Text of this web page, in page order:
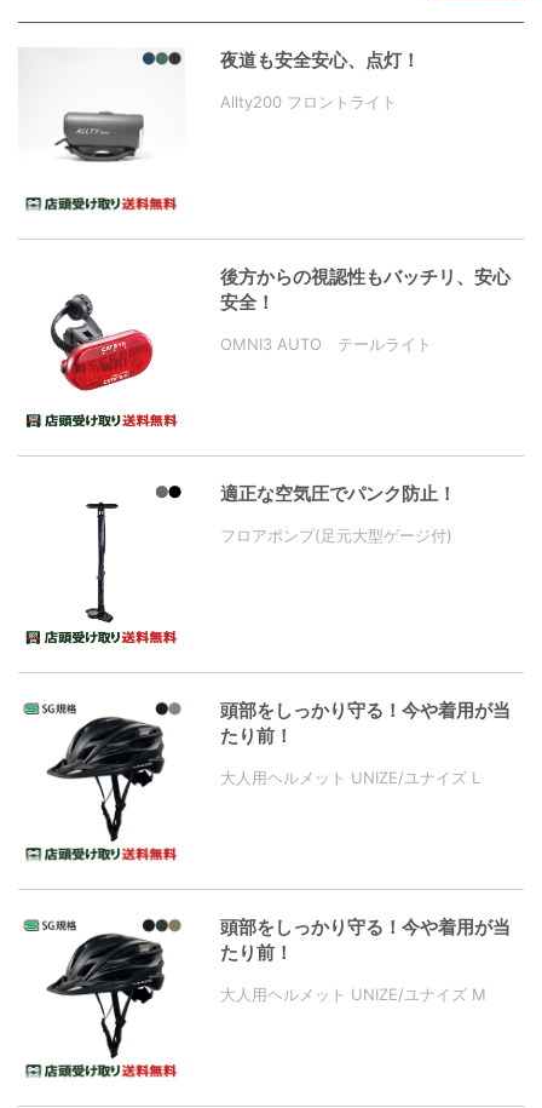
夜道も安全安心、点灯！
Allty200 フロントライト
後方からの視認性もバッチリ、安心
安全！
OMNI3 AUTO テールライト
適正な空気圧でパンク防止！
フロアポンプ(足元大型ゲージ付)
頭部をしっかり守る！今や着用が当
たり前！
大人用ヘルメット UNIZE/ユナイズ L
頭部をしっかり守る！今や着用が当
たり前！
大人用ヘルメット UNIZE/ユナイズ M